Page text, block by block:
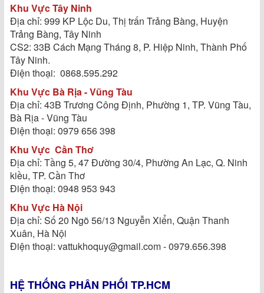
Khu Vực Tây Ninh
Địa chỉ: 999 KP Lộc Du, Thị trấn Trảng Bàng, Huyện
Trảng Bàng, Tây Ninh
CS2: 33B Cách Mạng Tháng 8, P. Hiệp Ninh, Thành Phố
Tây Ninh.
Điện thoại: 0868.595.292
Khu Vực Bà Rịa - Vũng Tàu
Địa chỉ: 43B Trương Công Định, Phường 1, TP. Vũng Tàu,
Bà Rịa - Vũng Tàu
Điện thoại: 0979 656 398
Khu Vực Cần Thơ
Địa chỉ: Tầng 5, 47 Đường 30/4, Phường An Lạc, Q. Ninh
kiều, TP. Cần Thơ
Điện thoại: 0948 953 943
Khu Vực Hà Nội
Địa chỉ: Số 20 Ngõ 56/13 Nguyễn Xiển, Quận Thanh
Xuân, Hà Nội
Điện thoại: vattukhoquy@gmail.com - 0979.656.398
HỆ THỐNG PHÂN PHỐI TP.HCM